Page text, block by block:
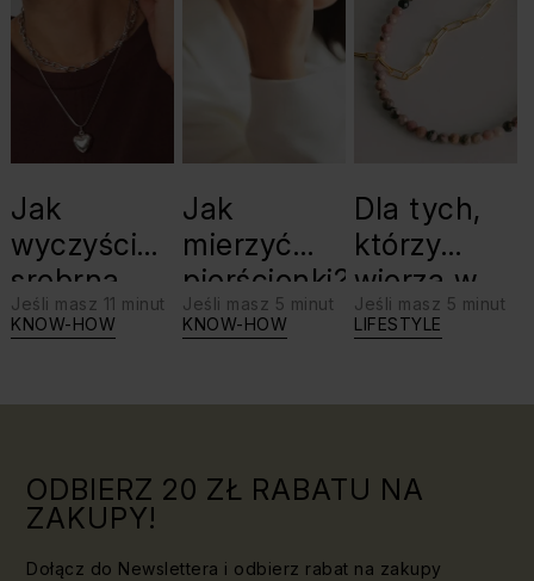
Jak
wyczyścić
srebrną
biżuterię?
Jeśli masz 11 minut
KNOW-HOW
Jak
mierzyć
pierścionki?
Jeśli masz 5 minut
KNOW-HOW
Dla tych,
którzy
wierzą w
swoje siły:
Jeśli masz 5 minut
LIFESTYLE
ODBIERZ 20 ZŁ RABATU NA
ZAKUPY!
Dołącz do Newslettera i odbierz rabat na zakupy